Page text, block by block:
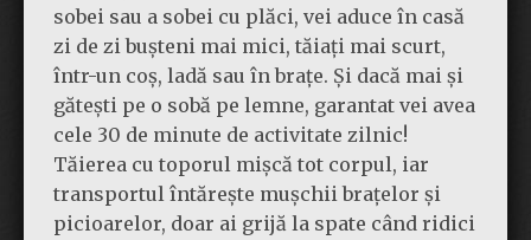
sobei sau a sobei cu plăci, vei aduce în casă
zi de zi bușteni mai mici, tăiați mai scurt,
într-un coș, ladă sau în brațe. Și dacă mai și
gătești pe o sobă pe lemne, garantat vei avea
cele 30 de minute de activitate zilnic!
Tăierea cu toporul mișcă tot corpul, iar
transportul întărește mușchii brațelor și
picioarelor, doar ai grijă la spate când ridici